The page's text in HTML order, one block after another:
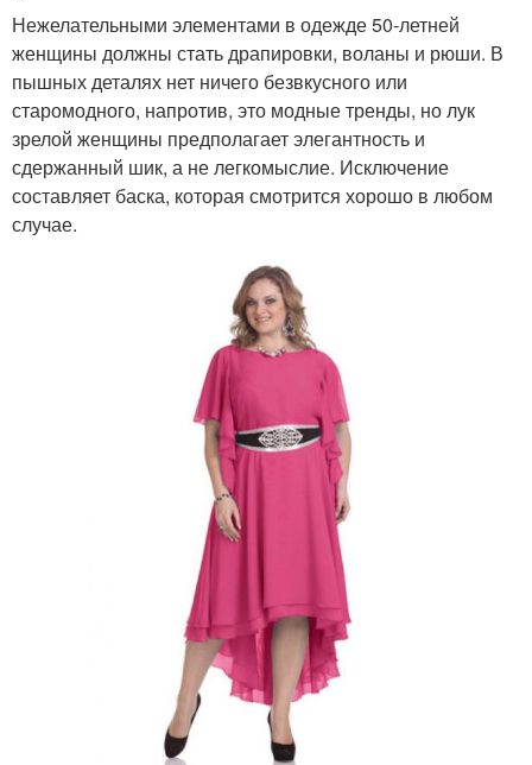
Нежелательными элементами в одежде 50-летней
женщины должны стать драпировки, воланы и рюши. В
пышных деталях нет ничего безвкусного или
старомодного, напротив, это модные тренды, но лук
зрелой женщины предполагает элегантность и
сдержанный шик, а не легкомыслие. Исключение
составляет баска, которая смотрится хорошо в любом
случае.